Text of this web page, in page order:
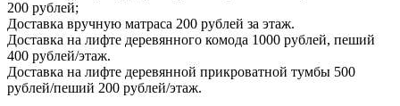
200 рублей;
Доставка вручную матраса 200 рублей за этаж.
Доставка на лифте деревянного комода 1000 рублей, пеший
400 рублей/этаж.
Доставка на лифте деревянной прикроватной тумбы 500
рублей/пеший 200 рублей/этаж.